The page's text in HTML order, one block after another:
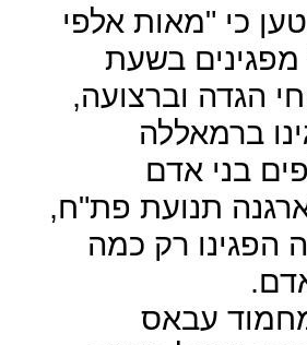
כי "מאות אלפי
מפגינים בשעת
הגדה וברצועה,
ברמאללה
בני אדם
תנועת פת"ח,
הפגינו רק כמה
עבאס